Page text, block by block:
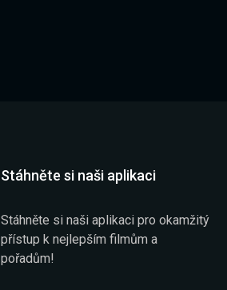
Stáhněte si naši aplikaci
Stáhněte si naši aplikaci pro okamžitý
přístup k nejlepším filmům a
pořadům!